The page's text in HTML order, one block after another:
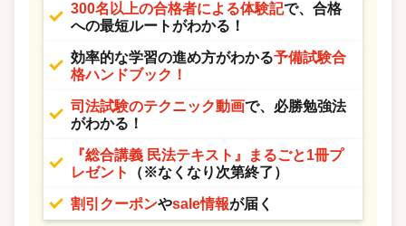
300名以上の合格者による体験記で、合格
への最短ルートがわかる！
効率的な学習の進め方がわかる予備試験合
格ハンドブック！
司法試験のテクニック動画で、必勝勉強法
がわかる！
『総合講義 民法テキスト』まるごと1冊プ
レゼント
（※なくなり次第終了）
割引クーポンやsale情報が届く